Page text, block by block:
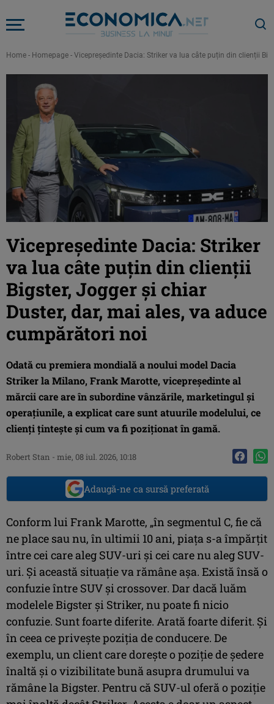
Home - Homepage - Vicepreședinte Dacia: Striker va lua câte puțin din clienții
Vicepreședinte Dacia: Striker
va lua câte puțin din clienții
Bigster, Jogger și chiar
Duster, dar, mai ales, va aduce
cumpărători noi
Odată cu premiera mondială a noului model Dacia
Striker la Milano, Frank Marotte, vicepreședinte al
mărcii care are în subordine vânzările, marketingul și
operațiunile, a explicat care sunt atuurile modelului, ce
clienți țintește și cum va fi poziționat în gamă.
Robert Stan - mie, 08 iul. 2026, 10:18
Adaugă-ne ca sursă preferată
Conform lui Frank Marotte, „în segmentul C, fie că
ne place sau nu, în ultimii 10 ani, piața s-a împărțit
între cei care aleg SUV-uri și cei care nu aleg SUV-
uri. Și această situație va rămâne așa. Există însă o
confuzie între SUV și crossover. Dar dacă luăm
modelele Bigster și Striker, nu poate fi nicio
confuzie. Sunt foarte diferite. Arată foarte diferit. Și
în ceea ce privește poziția de conducere. De
exemplu, un client care dorește o poziție de ședere
înaltă și o vizibilitate bună asupra drumului va
rămâne la Bigster. Pentru că SUV-ul oferă o poziție